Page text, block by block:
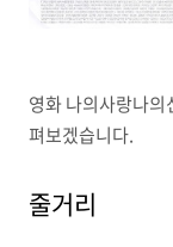
영화 나의사랑나
펴보겠습니다.
줄거리